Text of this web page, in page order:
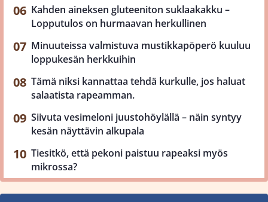
Kahden aineksen gluteeniton suklaakakku –
Lopputulos on hurmaavan herkullinen
Minuuteissa valmistuva mustikkapöperö kuuluu
loppukesän herkkuihin
Tämä niksi kannattaa tehdä kurkulle, jos haluat
salaatista rapeamman.
Siivuta vesimeloni juustohöylällä – näin syntyy
kesän näyttävin alkupala
Tiesitkö, että pekoni paistuu rapeaksi myös
mikrossa?